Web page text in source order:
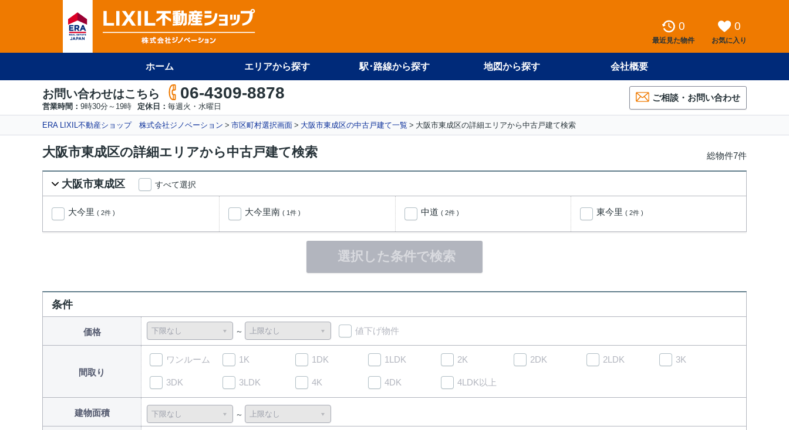
0
最近見た物件
0
お気に入り
ホーム エリアから探す 駅･路線から探す 地図から探す 会社概要
お問い合わせはこちら 06-4309-8878
営業時間： 9時30分～19時 定休日： 毎週火・水曜日
ご相談・お問い合わせ
ERA LIXIL不動産ショップ 株式会社ジノベーション 市区町村選択画面 大阪市東成区の中古戸建て一覧 大阪市東成区の詳細エリアから中古戸建て検索
大阪市東成区の詳細エリアから中古戸建て検索 総物件7件
大阪市東成区 すべて選択
大今里 ( 2件 ) 大今里南 ( 1件 ) 中道 ( 2件 ) 東今里 ( 2件 )
選択した条件で検索
条件
価格 値下げ物件
間取り
ワンルーム 1K 1DK 1LDK 2K 2DK 2LDK 3K
3DK 3LDK 4K 4DK 4LDK以上
建物面積